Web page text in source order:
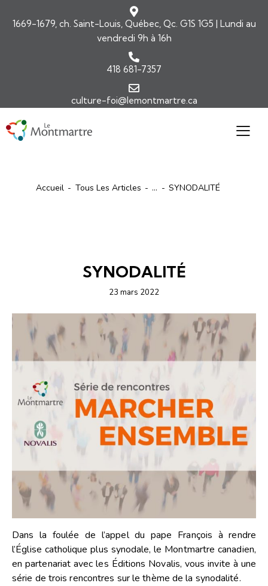
1669-1679, ch. Saint-Louis, Québec, Qc. G1S 1G5 | Lundi au
vendredi 9h à 16h
418 681-7357
culture-foi@lemontmartre.ca
Accueil Tous Les Articles ... SYNODALITÉ
SYNODALITÉ
23 mars 2022
Dans la foulée de l’appel du pape François à rendre
l’Église catholique plus synodale, le Montmartre canadien,
en partenariat avec les Éditions Novalis, vous invite à une
série de trois rencontres sur le thème de la synodalité.